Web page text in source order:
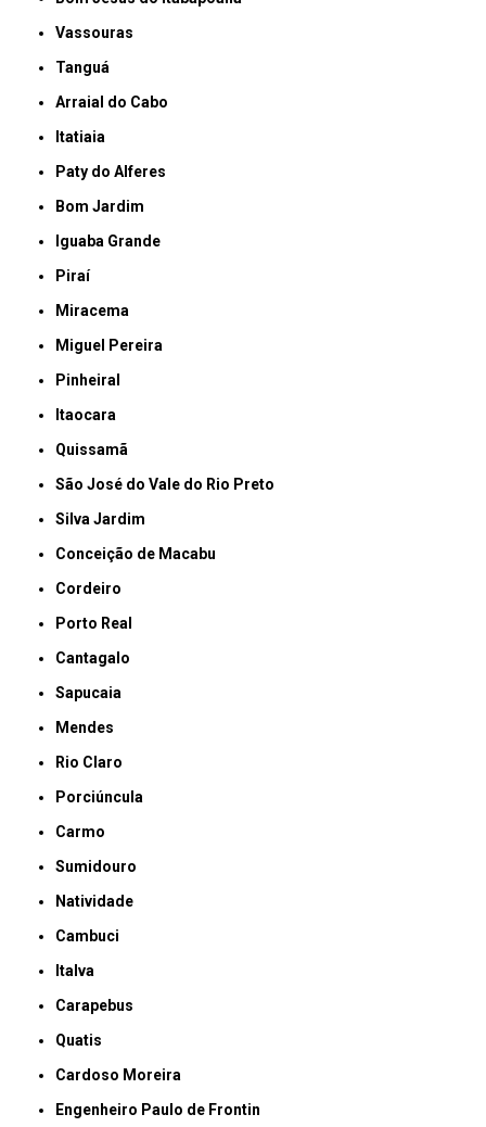
Vassouras
Tanguá
Arraial do Cabo
Itatiaia
Paty do Alferes
Bom Jardim
Iguaba Grande
Piraí
Miracema
Miguel Pereira
Pinheiral
Itaocara
Quissamã
São José do Vale do Rio Preto
Silva Jardim
Conceição de Macabu
Cordeiro
Porto Real
Cantagalo
Sapucaia
Mendes
Rio Claro
Porciúncula
Carmo
Sumidouro
Natividade
Cambuci
Italva
Carapebus
Quatis
Cardoso Moreira
Engenheiro Paulo de Frontin